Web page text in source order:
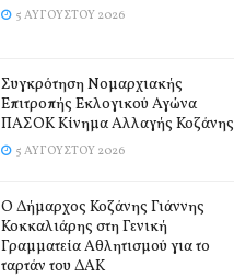
5 ΑΥΓΟΎΣΤΟΥ 2026
Συγκρότηση Νομαρχιακής
Επιτροπής Εκλογικού Αγώνα
ΠΑΣΟΚ Κίνημα Αλλαγής Κοζάνης
5 ΑΥΓΟΎΣΤΟΥ 2026
Ο Δήμαρχος Κοζάνης Γιάννης
Κοκκαλιάρης στη Γενική
Γραμματεία Αθλητισμού για το
ταρτάν του ΔΑΚ